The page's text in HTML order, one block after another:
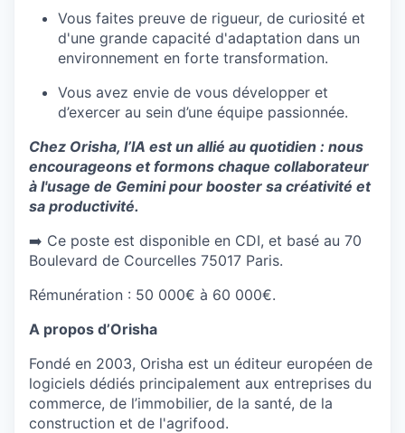
Vous faites preuve de rigueur, de curiosité et
d'une grande capacité d'adaptation dans un
environnement en forte transformation.
Vous avez envie de vous développer et
d’exercer au sein d’une équipe passionnée.
Chez Orisha, l’IA est un allié au quotidien : nous
encourageons et formons chaque collaborateur
à l'usage de Gemini pour booster sa créativité et
sa productivité.
➡️ Ce poste est disponible en CDI, et basé au 70
Boulevard de Courcelles 75017 Paris.
Rémunération : 50 000€ à 60 000€.
A propos d’Orisha
Fondé en 2003, Orisha est un éditeur européen de
logiciels dédiés principalement aux entreprises du
commerce, de l’immobilier, de la santé, de la
construction et de l'agrifood.